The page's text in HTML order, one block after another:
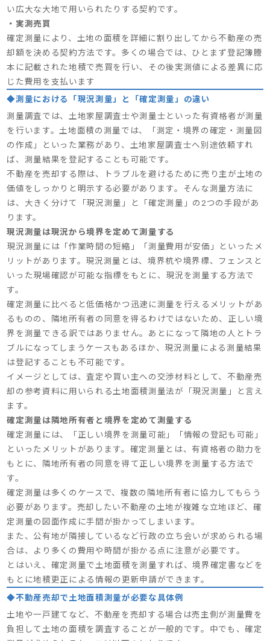
い広大な大地で用いられたりする契約です。
・実測売買
確定測量により、土地の面積を詳細に割り出してから不動産の売
却額を決める契約方法です。多くの場合では、ひとまず登記簿謄
本に記載された地積で売買を行い、その後実測値による差異に応
じた費用を支払います
◆測量における「現況測量」と「確定測量」の違い
測量調査では、土地家屋調査士や測量士といった有資格者が測量
を行います。土地面積の測量では、「測定・境界の確定・測量図
の作成」といった業務があり、土地家屋調査士へ別途依頼すれ
ば、測量結果を登記することも可能です。
不動産を売却する際は、トラブルを避けるために売り主が土地の
価値をしっかりと明示する必要があります。そんな測量方法に
は、大きく分けて「現況測量」と「確定測量」の2つの手段があ
ります。
現況測量は現況から境界を定めて測量する
現況測量には「作業時間の短縮」「測量費用が安価」といったメ
リットがあります。現況測量とは、境界杭や境界標、フェンスと
いった現場確認が可能な指標をもとに、現況を測量する方法で
す。
確定測量に比べると低価格かつ迅速に測量を行えるメリットがあ
るものの、隣地所有者の同意を得るわけではないため、正しい境
界を測量できる訳ではありません。あとになって隣地の人とトラ
ブルになってしまうケースもあるほか、現況測量による測量結果
は登記することも不可能です。
イメージとしては、査定や買い主への交渉材料として、不動産売
却の参考資料に用いられる土地面積測量法が「現況測量」と言え
ます。
確定測量は隣地所有者と境界を定めて測量する
確定測量には、「正しい境界を測量可能」「情報の登記も可能」
といったメリットがあります。確定測量とは、有資格者の助力を
もとに、隣地所有者の同意を得て正しい境界を測量する方法で
す。
確定測量は多くのケースで、複数の隣地所有者に協力してもらう
必要があります。売却したい不動産の土地が複雑な立地ほど、確
定測量の図面作成に手間が掛かってしまいます。
また、公有地が隣接しているなど行政の立ち会いが求められる場
合は、より多くの費用や時間が掛かる点に注意が必要です。
とはいえ、確定測量で土地面積を測量すれば、境界確定書などを
もとに地積更正による情報の更新申請ができます。
◆不動産売却で土地面積測量が必要な具体例
土地や一戸建てなど、不動産を売却する場合は売主側が測量費を
負担して土地の面積を調査することが一般的です。中でも、確定